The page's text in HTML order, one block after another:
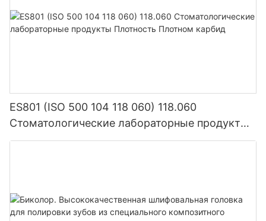
ES801 (ISO 500 104 118 060) 118.060
Стоматологические лабораторные продукты
Плотность Плотном карбид